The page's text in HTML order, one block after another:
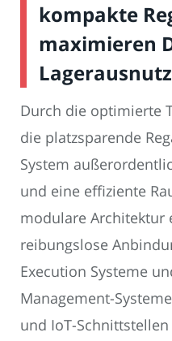
kompakte
maximieren
Durch die optimierte
die platzsparende
System
und eine effiziente
modulare Architektur
reibungslose
Execution Systeme
Management-
und IoT-